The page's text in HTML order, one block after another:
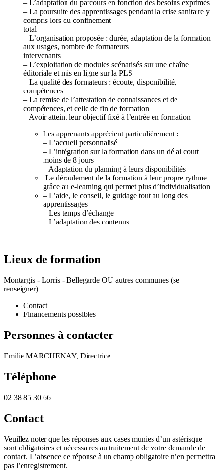
– L’adaptation du parcours en fonction des besoins exprimés
– La poursuite des apprentissages pendant la crise sanitaire y
compris lors du confinement
total
– L’organisation proposée : durée, adaptation de la formation
aux usages, nombre de formateurs
intervenants
– L’exploitation de modules scénarisés sur une chaîne
éditoriale et mis en ligne sur la PLS
– La qualité des formateurs : écoute, disponibilité,
compétences
– La remise de l’attestation de connaissances et de
compétences, et celle de fin de formation
– Avoir atteint leur objectif fixé à l’entrée en formation
Les apprenants apprécient particulièrement :
– L’accueil personnalisé
– L’intégration sur la formation dans un délai court
moins de 8 jours
– Adaptation du planning à leurs disponibilités
-Le déroulement de la formation à leur propre rythme
grâce au e-learning qui permet plus d’individualisation
– L’aide, le conseil, le guidage tout au long des
apprentissages
– Les temps d’échange
– L’adaptation des contenus
Lieux de formation
Montargis - Lorris - Bellegarde OU autres communes (se
renseigner)
Contact
Financements possibles
Personnes à contacter
Emilie MARCHENAY, Directrice
Téléphone
02 38 85 30 66
Contact
Veuillez noter que les réponses aux cases munies d’un astérisque
sont obligatoires et nécessaires au traitement de votre demande de
contact. L’absence de réponse à un champ obligatoire n’en permettra
pas l’enregistrement.